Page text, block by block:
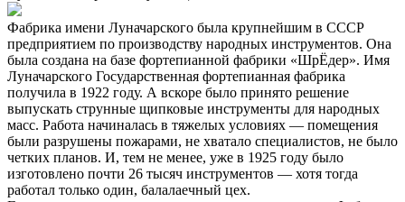
Фабрика имени Луначарского была крупнейшим в СССР
предприятием по производству народных инструментов. Она
была создана на базе фортепианной фабрики «ШрЁдер». Имя
Луначарского Государственная фортепианная фабрика
получила в 1922 году. А вскоре было принято решение
выпускать струнные щипковые инструменты для народных
масс. Работа начиналась в тяжелых условиях — помещения
были разрушены пожарами, не хватало специалистов, не было
четких планов. И, тем не менее, уже в 1925 году было
изготовлено почти 26 тысяч инструментов — хотя тогда
работал только один, балалаечный цех.